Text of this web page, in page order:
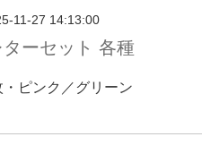
11-27 14:13:00
ーセット 各種
ピンク／グリーン